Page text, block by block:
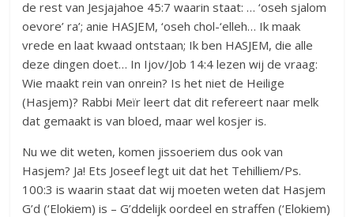
de rest van Jesjajahoe 45:7 waarin staat: … ‘oseh sjalom
oevore’ ra’; anie HASJEM, ‘oseh chol-‘elleh… Ik maak
vrede en laat kwaad ontstaan; Ik ben HASJEM, die alle
deze dingen doet… In Ijov/Job 14:4 lezen wij de vraag:
Wie maakt rein van onrein? Is het niet de Heilige
(Hasjem)? Rabbi Meïr leert dat dit refereert naar melk
dat gemaakt is van bloed, maar wel kosjer is.
Nu we dit weten, komen jissoeriem dus ook van
Hasjem? Ja! Ets Joseef legt uit dat het Tehilliem/Ps.
100:3 is waarin staat dat wij moeten weten dat Hasjem
G’d (‘Elokiem) is – G’ddelijk oordeel en straffen (‘Elokiem)